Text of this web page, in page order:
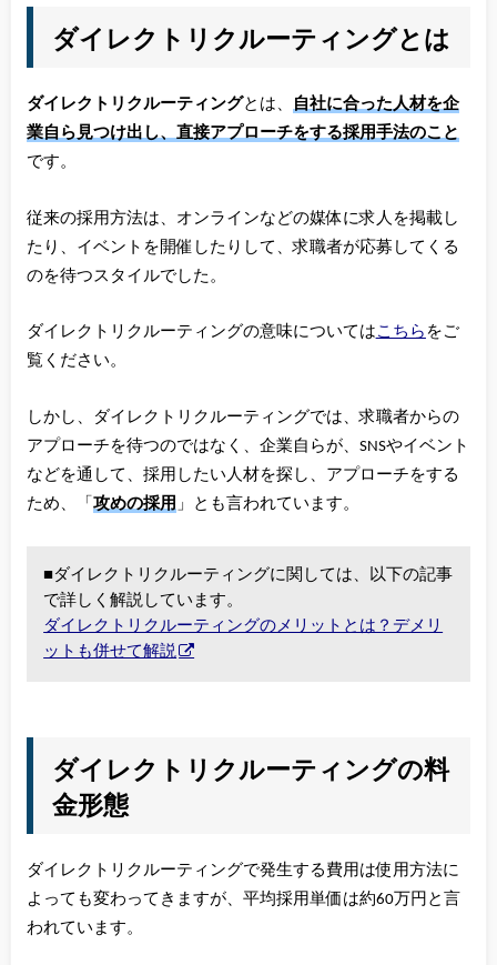
ダイレクトリクルーティングとは
ダイレクトリクルーティングとは、 自社に合った人材を企
業自ら見つけ出し、直接アプローチをする採用手法のこと
です。
従来の採用方法は、オンラインなどの媒体に求人を掲載し
たり、イベントを開催したりして、求職者が応募してくる
のを待つスタイルでした。
ダイレクトリクルーティングの意味についてはこちら をご
覧ください。
しかし、ダイレクトリクルーティングでは、求職者からの
アプローチを待つのではなく、企業自らが、SNSやイベント
などを通して、採用したい人材を探し、アプローチをする
ため、「 攻めの採用 」とも言われています。
■ダイレクトリクルーティングに関しては、以下の記事
で詳しく解説しています。
ダイレクトリクルーティングのメリットとは？デメリ
ットも併せて解説
ダイレクトリクルーティングの料
金形態
ダイレクトリクルーティングで発生する費用は使用方法に
よっても変わってきますが、平均採用単価は約60万円と言
われています。